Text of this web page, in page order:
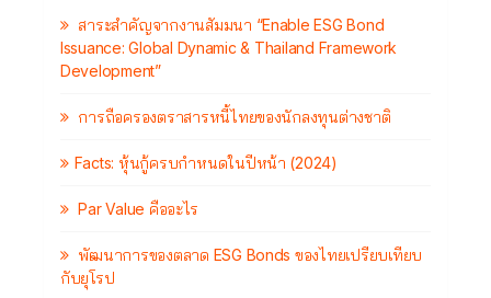
สาระสำคัญจากงานสัมมนา “Enable ESG Bond
Issuance: Global Dynamic & Thailand Framework
Development”
การถือครองตราสารหนี้ไทยของนักลงทุนต่างชาติ
Facts: หุ้นกู้ครบกำหนดในปีหน้า (2024)
Par Value คืออะไร
พัฒนาการของตลาด ESG Bonds ของไทยเปรียบเทียบ
กับยุโรป